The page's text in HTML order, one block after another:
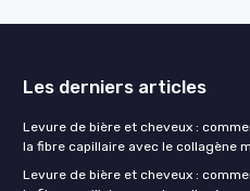
Les derniers articles
Levure de bière et cheveux :
la fibre capillaire avec le collagène
Levure de bière et cheveux :